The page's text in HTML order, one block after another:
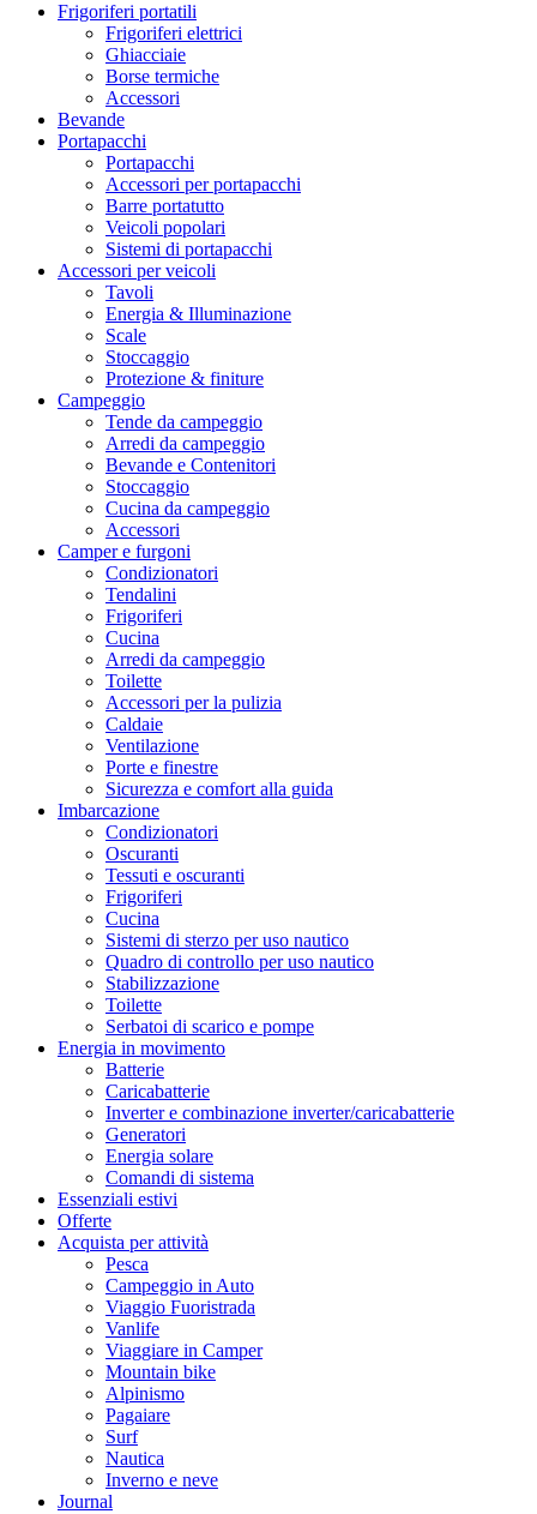
Frigoriferi portatili
Frigoriferi elettrici
Ghiacciaie
Borse termiche
Accessori
Bevande
Portapacchi
Portapacchi
Accessori per portapacchi
Barre portatutto
Veicoli popolari
Sistemi di portapacchi
Accessori per veicoli
Tavoli
Energia & Illuminazione
Scale
Stoccaggio
Protezione & finiture
Campeggio
Tende da campeggio
Arredi da campeggio
Bevande e Contenitori
Stoccaggio
Cucina da campeggio
Accessori
Camper e furgoni
Condizionatori
Tendalini
Frigoriferi
Cucina
Arredi da campeggio
Toilette
Accessori per la pulizia
Caldaie
Ventilazione
Porte e finestre
Sicurezza e comfort alla guida
Imbarcazione
Condizionatori
Oscuranti
Tessuti e oscuranti
Frigoriferi
Cucina
Sistemi di sterzo per uso nautico
Quadro di controllo per uso nautico
Stabilizzazione
Toilette
Serbatoi di scarico e pompe
Energia in movimento
Batterie
Caricabatterie
Inverter e combinazione inverter/caricabatterie
Generatori
Energia solare
Comandi di sistema
Essenziali estivi
Offerte
Acquista per attività
Pesca
Campeggio in Auto
Viaggio Fuoristrada
Vanlife
Viaggiare in Camper
Mountain bike
Alpinismo
Pagaiare
Surf
Nautica
Inverno e neve
Journal